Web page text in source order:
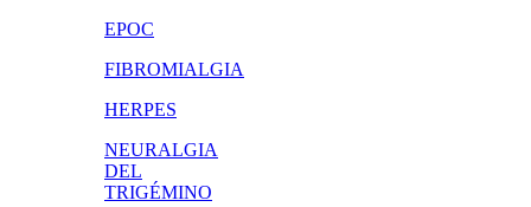
EPOC
FIBROMIALGIA
HERPES
NEURALGIA
DEL
TRIGÉMINO